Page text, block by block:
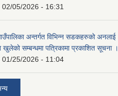
02/05/2026 - 16:31
अन्तर्गत विभिन्न सडकहरुको अनलाई
खुलेको सम्बन्धमा पत्रिकामा प्रकाशित सूचना ।
01/25/2026 - 11:04